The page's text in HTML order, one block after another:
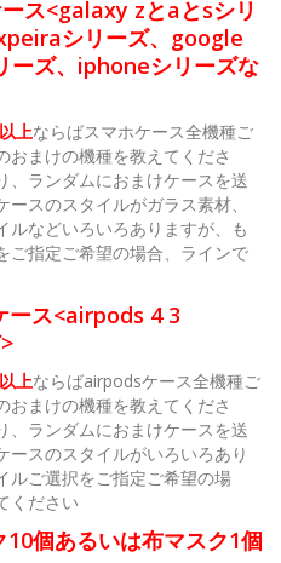
ス<galaxy zとaとsシリ
シリーズ、google
ーズ、iphoneシリーズな
上ならばスマホケース全機種ご
おまけの機種を教えてくださ
、ランダムにおまけケースを送
スのスタイルがガラス素材、
ルなどいろいろありますが、も
ご指定ご希望の場合、ラインで
ス<airpods 4 3
上ならばairpodsケース全機種ご
おまけの機種を教えてくださ
、ランダムにおまけケースを送
ースのスタイルがいろいろあり
ルご選択をご指定ご希望の場
ください
個あるいは布マスク1個